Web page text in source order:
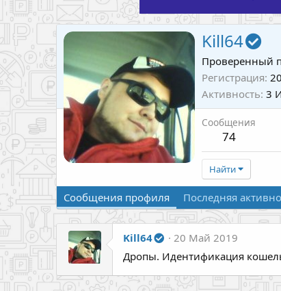
Kill64
Проверенный
Регистрация
Активность 3
Сообщения
74
Найти
Сообщения профиля Последняя
Kill64
20 Май 2019
Дропы. Идентификация